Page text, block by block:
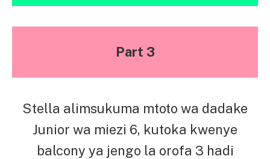
Part 3
Stella alimsukuma mtoto wa dadake
Junior wa miezi 6, kutoka kwenye
balcony ya jengo la orofa 3 hadi